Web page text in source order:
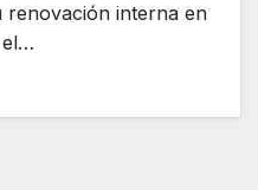
renovación interna en
el…